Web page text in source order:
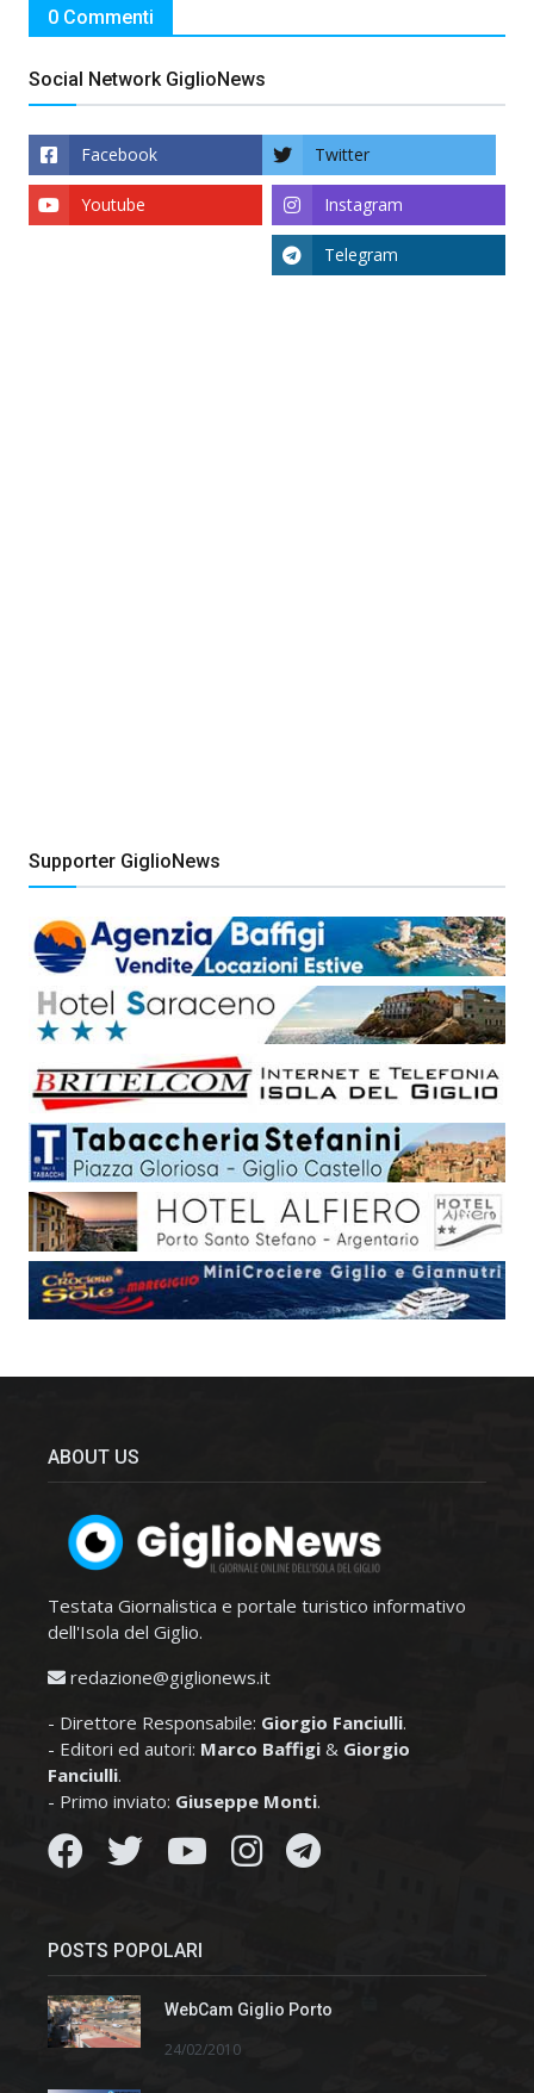
0 Commenti
Social Network GiglioNews
Facebook Twitter
Instagram
Youtube
Telegram
Supporter GiglioNews
ABOUT US
Testata Giornalistica e portale turistico informativo
dell'Isola del Giglio.
redazione@giglionews.it
- Direttore Responsabile: Giorgio Fanciulli.
- Editori ed autori: Marco Baffigi & Giorgio
Fanciulli.
- Primo inviato: Giuseppe Monti.
POSTS POPOLARI
WebCam Giglio Porto
24/02/2010